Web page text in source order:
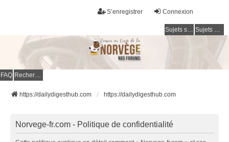
Connexion
S’enregistrer
Sujets sans réponse Sujets actifs
FAQ Rechercher
https://dailydigesthub.com https://dailydigesthub.com
Norvege-fr.com - Politique de confidentialité